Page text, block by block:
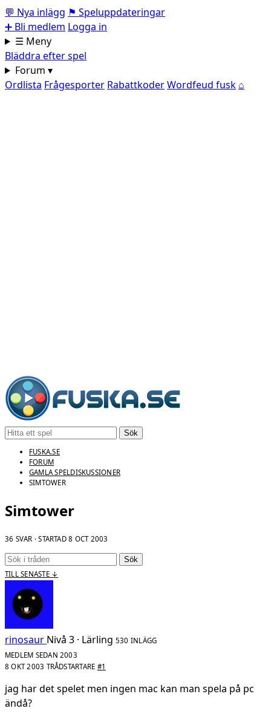
💬 Nya inlägg ⚑ Speluppdateringar
➕ Bli medlem Logga in
☰ Meny
Bläddra efter spel
Forum ▾
Ordlista Frågesporter RabattkoderWordfeud fusk ⌂
Sök
FUSKA.SE
FORUM
GAMLA SPELDISKUSSIONER
SIMTOWER
Simtower
36 SVAR · STARTAD8 OCT 2003
Sök
TILL SENASTE ↓
rinosaur Nivå 3 · Lärling 530 INLÄGG
MEDLEM SEDAN 2003
8 OKT 2003 TRÅDSTARTARE #1
jag har det spelet men ingen mac kan man spela på pc
ändå?